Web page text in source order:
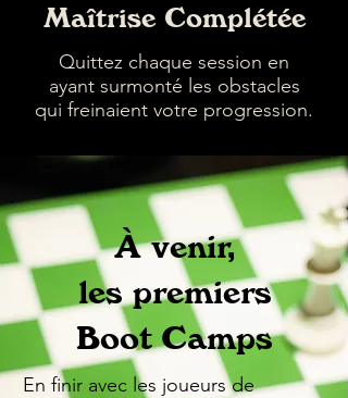
Maîtrise Complétée
Quittez chaque session en
ayant surmonté les obstacles
qui freinaient votre progression.
À venir,
les premiers
Boot Camps
En finir avec les joueurs de